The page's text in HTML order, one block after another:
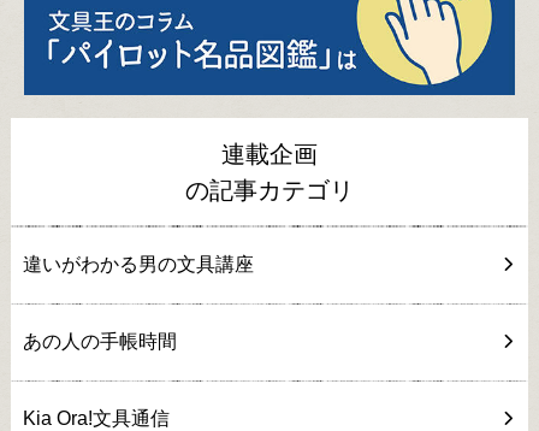
連載企画
の記事カテゴリ
違いがわかる男の文具講座
あの人の手帳時間
Kia Ora!文具通信